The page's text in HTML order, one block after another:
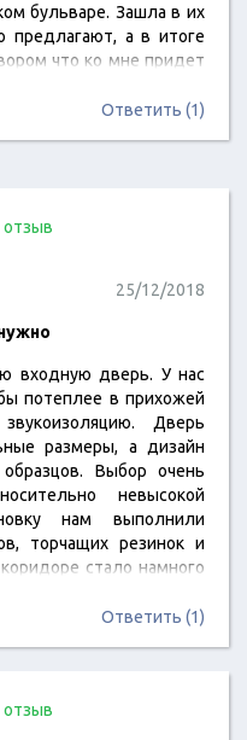
бульваре. Зашла в их
предлагают, а в итоге
что ко мне придет
Ответить (1)
25/12/2018
входную дверь. У нас
потеплее в прихожей
Дверь
размеры, а дизайн
Выбор очень
невысокой
нам выполнили
торчащих резинок и
стало намного
Ответить (1)